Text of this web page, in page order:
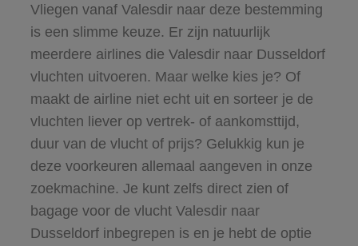
Vliegen vanaf Valesdir naar deze bestemming
is een slimme keuze. Er zijn natuurlijk
meerdere airlines die Valesdir naar Dusseldorf
vluchten uitvoeren. Maar welke kies je? Of
maakt de airline niet echt uit en sorteer je de
vluchten liever op vertrek- of aankomsttijd,
duur van de vlucht of prijs? Gelukkig kun je
deze voorkeuren allemaal aangeven in onze
zoekmachine. Je kunt zelfs direct zien of
bagage voor de vlucht Valesdir naar
Dusseldorf inbegrepen is en je hebt de optie